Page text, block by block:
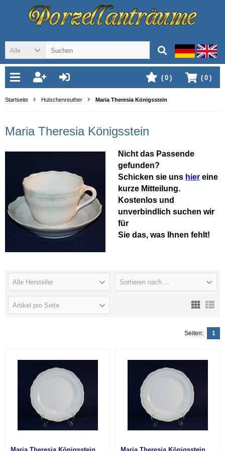
Alle
( 0 )
( 0 )
Startseite Hutschenreuther Maria Theresia Königsstein
Maria Theresia Königsstein
Nicht das Passende
gefunden?
Schicken sie uns hier eine
kurze Mitteilung.
Kostenlos und
unverbindlich suchen wir
für
Sie das, was Ihnen fehlt!
Alle Hersteller Sortieren nach ...
Artikel pro Seite
Seiten: 1